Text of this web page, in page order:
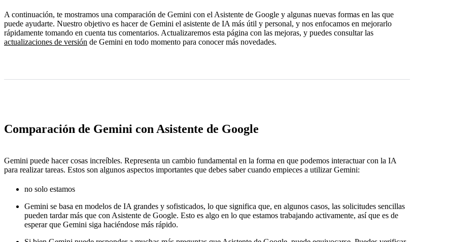
A continuación, te mostramos una comparación de Gemini con el Asistente de Google y algunas nuevas formas en las que
puede ayudarte. Nuestro objetivo es hacer de Gemini el asistente de IA más útil y personal, y nos enfocamos en mejorarlo
rápidamente tomando en cuenta tus comentarios. Actualizaremos esta página con las mejoras, y puedes consultar las
actualizaciones de versión de Gemini en todo momento para conocer más novedades.
Comparación de Gemini con Asistente de Google
Gemini puede hacer cosas increíbles. Representa un cambio fundamental en la forma en que podemos interactuar con la IA
para realizar tareas. Estos son algunos aspectos importantes que debes saber cuando empieces a utilizar Gemini:
no solo estamos
Gemini se basa en modelos de IA grandes y sofisticados, lo que significa que, en algunos casos, las solicitudes sencillas
pueden tardar más que con Asistente de Google. Esto es algo en lo que estamos trabajando activamente, así que es de
esperar que Gemini siga haciéndose más rápido.